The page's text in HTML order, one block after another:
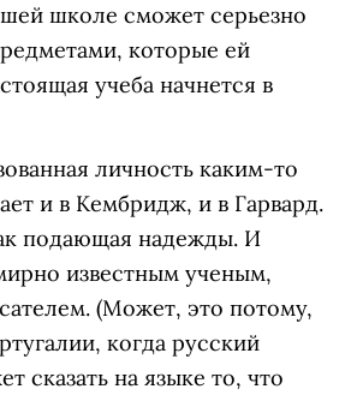
школе сможет серьезно
которые ей
учеба начнется в
личность каким-то
и в Кембридж, и в Гарвард.
подающая надежды. И
известным ученым,
(Может, это потому,
когда русский
сказать на языке то, что